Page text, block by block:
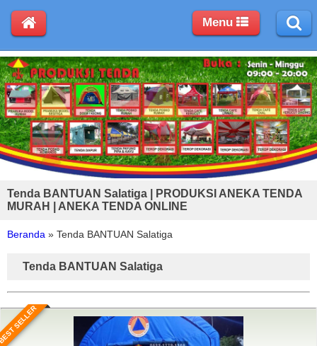
Tenda BANTUAN Salatiga | PRODUKSI ANEKA TENDA
MURAH | ANEKA TENDA ONLINE
Beranda » Tenda BANTUAN Salatiga
Tenda BANTUAN Salatiga
SELLER
Menu